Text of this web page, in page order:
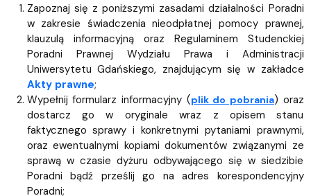
Zapoznaj się z poniższymi zasadami działalności Poradni
w zakresie świadczenia nieodpłatnej pomocy prawnej,
klauzulą informacyjną oraz Regulaminem Studenckiej
Poradni Prawnej Wydziału Prawa i Administracji
Uniwersytetu Gdańskiego, znajdującym się w zakładce
Akty prawne;
Wypełnij formularz informacyjny (plik do pobrania) oraz
dostarcz go w oryginale wraz z opisem stanu
faktycznego sprawy i konkretnymi pytaniami prawnymi,
oraz ewentualnymi kopiami dokumentów związanymi ze
sprawą w czasie dyżuru odbywającego się w siedzibie
Poradni bądź prześlij go na adres korespondencyjny
Poradni;